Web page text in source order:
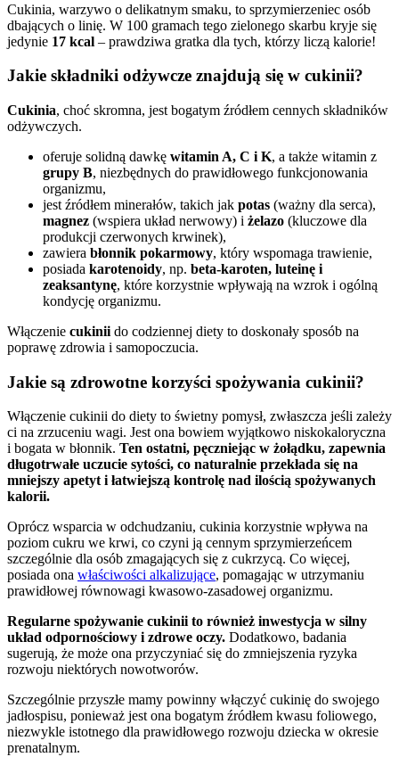
Cukinia, warzywo o delikatnym smaku, to sprzymierzeniec osób
dbających o linię. W 100 gramach tego zielonego skarbu kryje się
jedynie 17 kcal – prawdziwa gratka dla tych, którzy liczą kalorie!
Jakie składniki odżywcze znajdują się w cukinii?
Cukinia, choć skromna, jest bogatym źródłem cennych składników
odżywczych.
oferuje solidną dawkę witamin A, C i K, a także witamin z
grupy B, niezbędnych do prawidłowego funkcjonowania
organizmu,
jest źródłem minerałów, takich jak potas (ważny dla serca),
magnez (wspiera układ nerwowy) i żelazo (kluczowe dla
produkcji czerwonych krwinek),
zawiera błonnik pokarmowy, który wspomaga trawienie,
posiada karotenoidy, np. beta-karoten, luteinę i
zeaksantynę, które korzystnie wpływają na wzrok i ogólną
kondycję organizmu.
Włączenie cukinii do codziennej diety to doskonały sposób na
poprawę zdrowia i samopoczucia.
Jakie są zdrowotne korzyści spożywania cukinii?
Włączenie cukinii do diety to świetny pomysł, zwłaszcza jeśli zależy
ci na zrzuceniu wagi. Jest ona bowiem wyjątkowo niskokaloryczna
i bogata w błonnik. Ten ostatni, pęczniejąc w żołądku, zapewnia
długotrwałe uczucie sytości, co naturalnie przekłada się na
mniejszy apetyt i łatwiejszą kontrolę nad ilością spożywanych
kalorii.
Oprócz wsparcia w odchudzaniu, cukinia korzystnie wpływa na
poziom cukru we krwi, co czyni ją cennym sprzymierzeńcem
szczególnie dla osób zmagających się z cukrzycą. Co więcej,
posiada ona właściwości alkalizujące, pomagając w utrzymaniu
prawidłowej równowagi kwasowo-zasadowej organizmu.
Regularne spożywanie cukinii to również inwestycja w silny
układ odpornościowy i zdrowe oczy. Dodatkowo, badania
sugerują, że może ona przyczyniać się do zmniejszenia ryzyka
rozwoju niektórych nowotworów.
Szczególnie przyszłe mamy powinny włączyć cukinię do swojego
jadłospisu, ponieważ jest ona bogatym źródłem kwasu foliowego,
niezwykle istotnego dla prawidłowego rozwoju dziecka w okresie
prenatalnym.